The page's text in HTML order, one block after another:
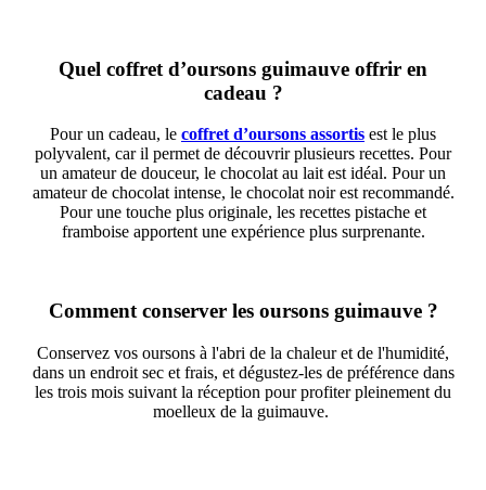
Quel coffret d’oursons guimauve offrir en
cadeau ?
Pour un cadeau, le coffret d’oursons assortis est le plus
polyvalent, car il permet de découvrir plusieurs recettes. Pour
un amateur de douceur, le chocolat au lait est idéal. Pour un
amateur de chocolat intense, le chocolat noir est recommandé.
Pour une touche plus originale, les recettes pistache et
framboise apportent une expérience plus surprenante.
Comment conserver les oursons guimauve ?
Conservez vos oursons à l'abri de la chaleur et de l'humidité,
dans un endroit sec et frais, et dégustez-les de préférence dans
les trois mois suivant la réception pour profiter pleinement du
moelleux de la guimauve.